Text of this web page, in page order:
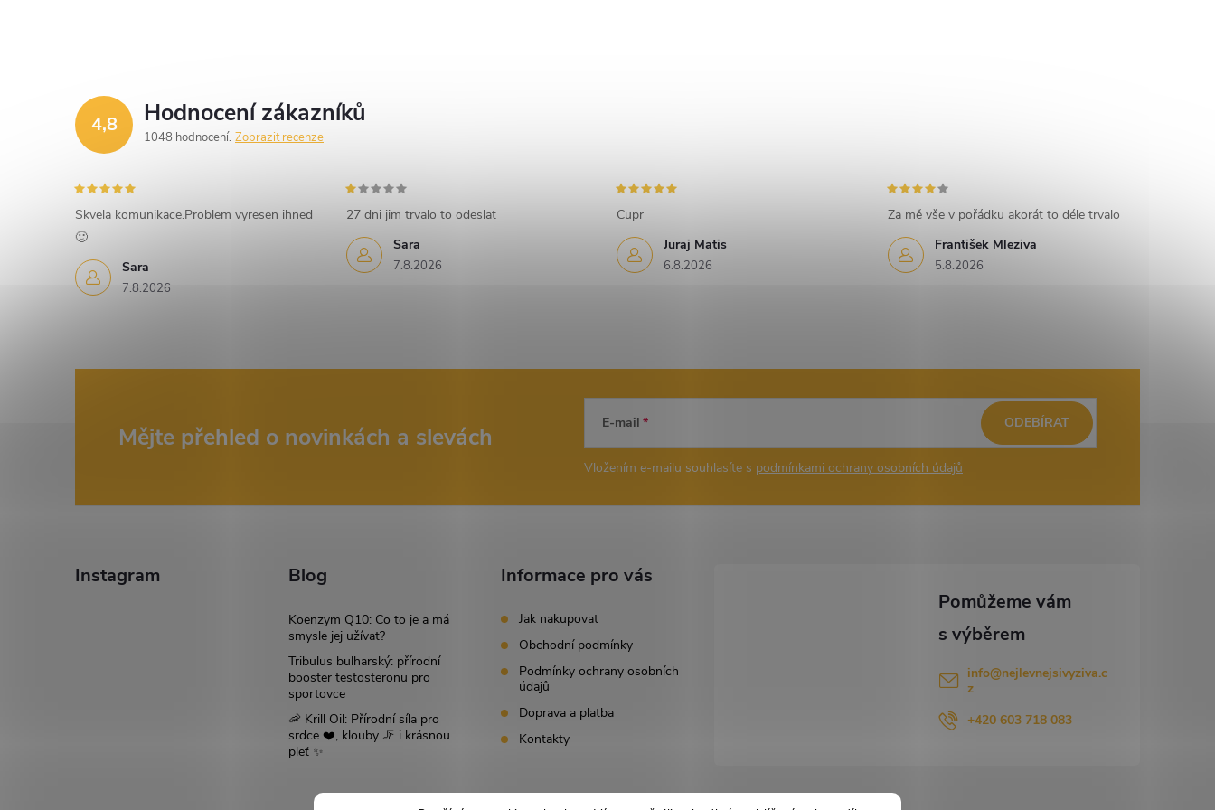
4,8 Hodnocení zákazníků
1048 hodnocení Zobrazit recenze
Sara
7.8.2026
Skvela komunikace.Problem vyresen ihned
🙂
Sara
7.8.2026
27 dni jim trvalo to odeslat
Juraj Matis
6.8.2026
Cupr
František Mleziva
5.8.2026
Za mě vše v pořádku akorát to déle trvalo
Mějte přehled o novinkách a slevách E-mail
Vložením e-mailu souhlasíte s podmínkami ochrany osobních údajů
ODEBÍRAT
Instagram Blog
Koenzym Q10: Co to je a má
smysle jej užívat?
Tribulus bulharský: přírodní
booster testosteronu pro
sportovce
🦐 Krill Oil: Přírodní síla pro
srdce ❤️, klouby 🦵 i krásnou
pleť ✨
Informace pro vás
Jak nakupovat
Obchodní podmínky
Podmínky ochrany osobních
údajů
Doprava a platba
Kontakty
info@nejlevnejsivyziva.c
z
+420 603 718 083